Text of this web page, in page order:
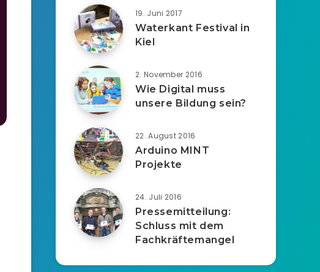
19. Juni 2017
Waterkant Festival in
Kiel
2. November 2016
Wie Digital muss
unsere Bildung sein?
22. August 2016
Arduino MINT
Projekte
24. Juli 2016
Pressemitteilung:
Schluss mit dem
Fachkräftemangel